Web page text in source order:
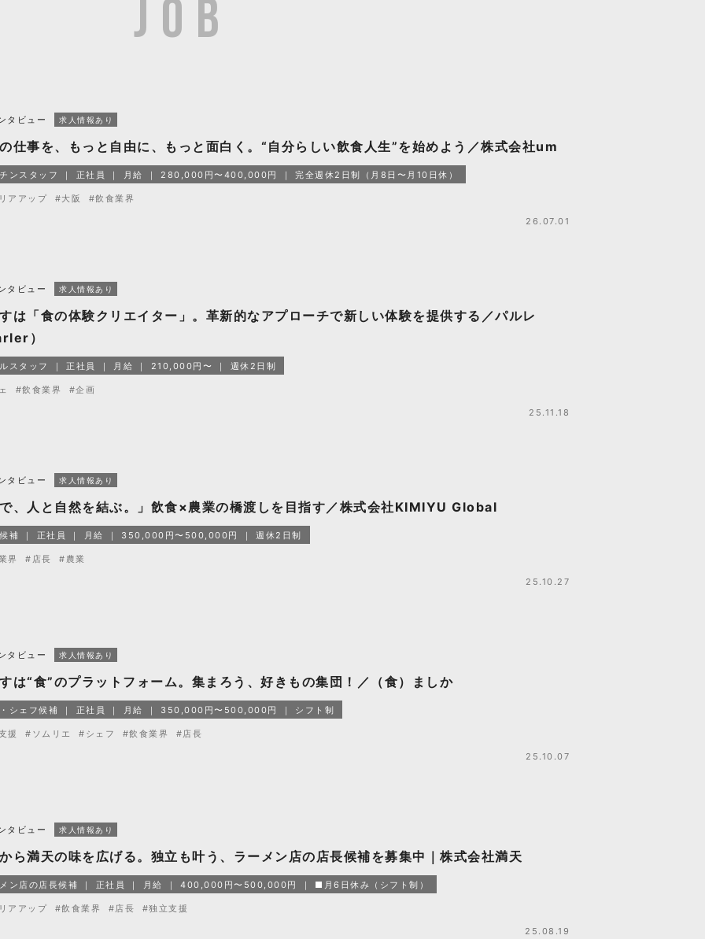
タビュー 求人情報あり
仕事を、もっと自由に、もっと面白く。“自分らしい飲食人生”を始めよう／株式会社um
ンスタッフ 正社員 月給 280,000円〜400,000円 完全週休2日制（月8日〜月10日休）
アアップ #大阪 #飲食業界
26.07.01
タビュー 求人情報あり
は「食の体験クリエイター」。革新的なアプローチで新しい体験を提供する／パルレ
）
スタッフ 正社員 月給 210,000円〜 週休2日制
#飲食業界 #企画
25.11.18
タビュー 求人情報あり
、人と自然を結ぶ。」飲食×農業の橋渡しを目指す／株式会社KIMIYU Global
補 正社員 月給 350,000円〜500,000円 週休2日制
界 #店長 #農業
25.10.27
タビュー 求人情報あり
は“食”のプラットフォーム。集まろう、好きもの集団！／（食）ましか
シェフ候補 正社員 月給 350,000円〜500,000円 シフト制
援 #ソムリエ #シェフ #飲食業界 #店長
25.10.07
タビュー 求人情報あり
ら満天の味を広げる。独立も叶う、ラーメン店の店長候補を募集中｜株式会社満天
ン店の店長候補 正社員 月給 400,000円〜500,000円 ■月6日休み（シフト制）
アアップ #飲食業界 #店長 #独立支援
25.08.19